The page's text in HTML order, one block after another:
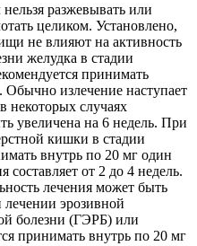
разжевывать или
целиком. Установлено,
не влияют на активность
желудка в стадии
принимать
Обычно излечение наступает
некоторых случаях
увеличена на 6 недель. При
кишки в стадии
внутрь по 20 мг один
составляет от 2 до 4 недель.
лечения может быть
эрозивной
болезни (ГЭРБ) или
принимать внутрь по 20 мг